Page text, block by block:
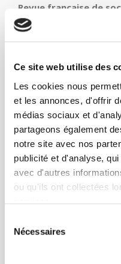
Ce site web utilise des
Les cookies nous
et les annonces, d'offrir
médias sociaux et
partageons également
notre site avec nos
publicité et d'analyse,
avec d'autres
ou qu'ils ont collectées
Nécessaires
Revue française de
contact
Sociétés
genevieve.dahan-
Name *
Email *
Service *